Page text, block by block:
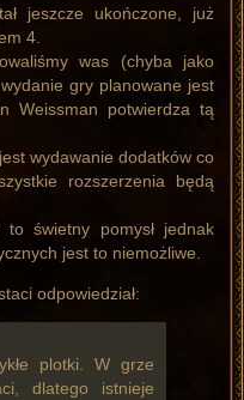
jeszcze ukończone, już
4.
was (chyba jako
gry planowane jest
Weissman potwierdza tą
wydawanie dodatków co
rozszerzenia będą
świetny pomysł jednak
jest to niemożliwe.
odpowiedział:
plotki. W grze
dlatego istnieje